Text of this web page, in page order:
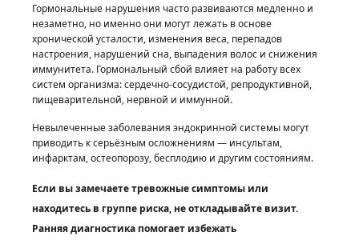
Гормональные нарушения часто развиваются медленно и
незаметно, но именно они могут лежать в основе
хронической усталости, изменения веса, перепадов
настроения, нарушений сна, выпадения волос и снижения
иммунитета. Гормональный сбой влияет на работу всех
систем организма: сердечно-сосудистой, репродуктивной,
пищеварительной, нервной и иммунной.
Невылеченные заболевания эндокринной системы могут
приводить к серьёзным осложнениям — инсультам,
инфарктам, остеопорозу, бесплодию и другим состояниям.
Если вы замечаете тревожные симптомы или
находитесь в группе риска, не откладывайте визит.
Ранняя диагностика помогает избежать